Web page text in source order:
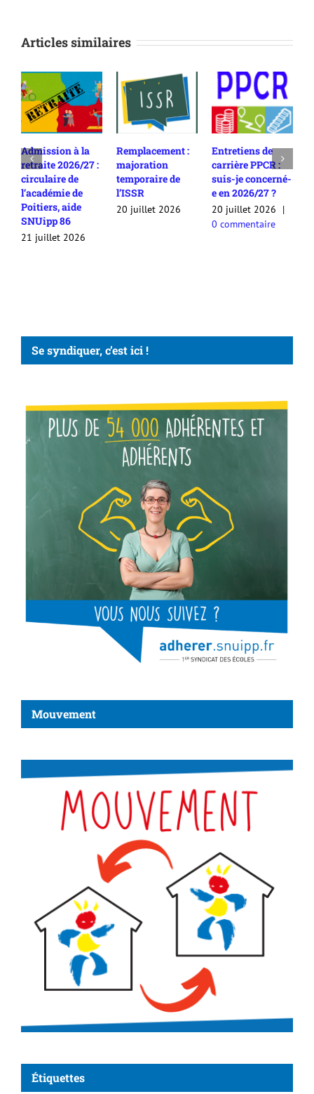
Articles similaires
Admission à la
retraite 2026/27 :
circulaire de
l’académie de
Poitiers, aide
SNUipp 86
21 juillet 2026
Remplacement :
majoration
temporaire de
l’ISSR
20 juillet 2026
Entretiens de
carrière PPCR :
suis-je concerné-
e en 2026/27 ?
20 juillet 2026
|
0 commentaire
Se syndiquer, c’est ici !
Mouvement
Étiquettes